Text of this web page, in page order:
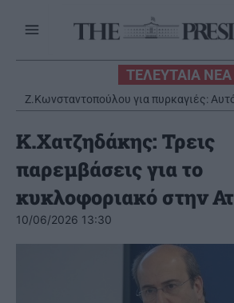
ΤΕΛΕΥΤΑΙΑ ΝΕΑ
Ζ.Κωνσταντοπούλου για πυρκαγιές:
είναι ατύχημα αλλά έγκλημα
Κ.Χατζηδάκης: Τρεις
παρεμβάσεις για το
κυκλοφοριακό στην
10/06/2026 13:30